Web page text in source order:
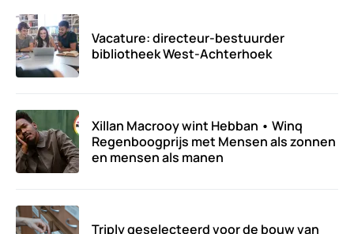
Vacature: directeur-bestuurder
bibliotheek West-Achterhoek
Xillan Macrooy wint Hebban • Winq
Regenboogprijs met Mensen als zonnen
en mensen als manen
Triply geselecteerd voor de bouw van